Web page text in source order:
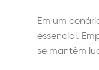
Em um
essencial.
se mantêm